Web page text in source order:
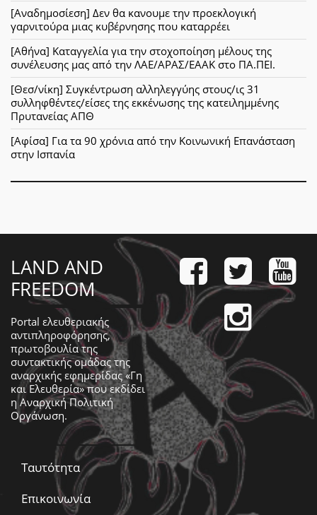
[Αναδημοσίεση] Δεν θα κανουμε την προεκλογική
γαρνιτούρα μιας κυβέρνησης που καταρρέει
[Αθήνα] Καταγγελία για την στοχοποίηση μέλους της
συνέλευσης μας από την ΛΑΕ/ΑΡΑΣ/ΕΑΑΚ στο ΠΑ.ΠΕΙ.
[Θεσ/νίκη] Συγκέντρωση αλληλεγγύης στους/ις 31
συλληφθέντες/είσες της εκκένωσης της κατειλημμένης
Πρυτανείας ΑΠΘ
[Αφίσα] Για τα 90 χρόνια από την Κοινωνική Επανάσταση
στην Ισπανία
LAND AND
FREEDOM
Portal ελευθεριακής
αντιπληροφόρησης,
πρωτοβουλία της
συντακτικής ομάδας της
αναρχικής εφημερίδας «Γη
και Ελευθερία» που εκδίδει
ηΑναρχική Πολιτική
Οργάνωση.
Ταυτότητα
Επικοινωνία